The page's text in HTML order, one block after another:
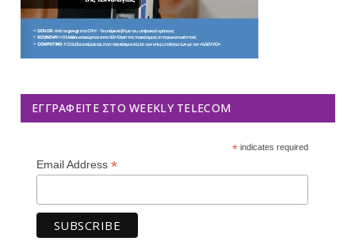
ΕΓΓΡΑΦΕΊΤΕ ΣΤΟ WEEKLY TELECOM
*indicates required
Email Address *